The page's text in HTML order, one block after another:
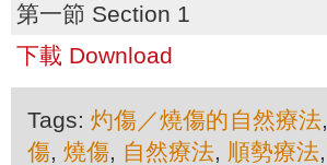
第一節 Section 1
下載 Download
Tags:灼傷／燒傷的自然療法,
傷, 燒傷, 自然療法, 順勢療法,